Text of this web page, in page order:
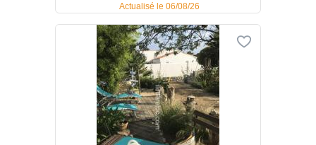
Actualisé le 06/08/26